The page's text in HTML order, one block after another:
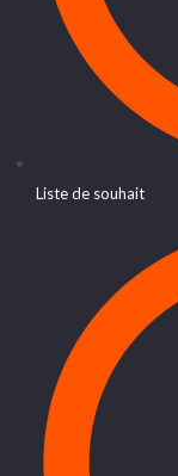
Liste de souhait